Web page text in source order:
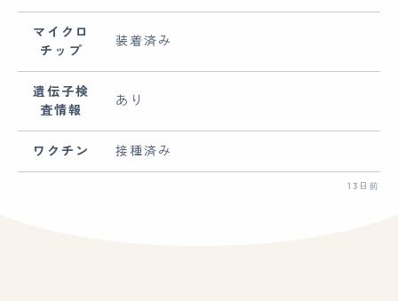
マイクロ
チップ
装着済み
遺伝子検
査情報
あり
ワクチン 接種済み
13日前